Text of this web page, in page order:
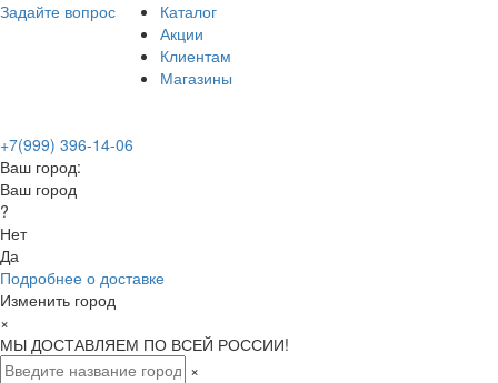
Задайте вопрос
Каталог
Акции
Клиентам
Магазины
+7(999) 396-14-06
Ваш город:
Ваш город
?
Нет
Да
Подробнее о доставке
Изменить город
×
МЫ ДОСТАВЛЯЕМ ПО ВСЕЙ РОССИИ!
×